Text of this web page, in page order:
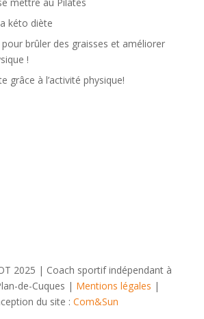
kéto diète
brûler des graisses et améliorer
!
grâce à l’activité physique!
2025 | Coach sportif indépendant à
de-Cuques | Mentions légales |
du site : Com&Sun